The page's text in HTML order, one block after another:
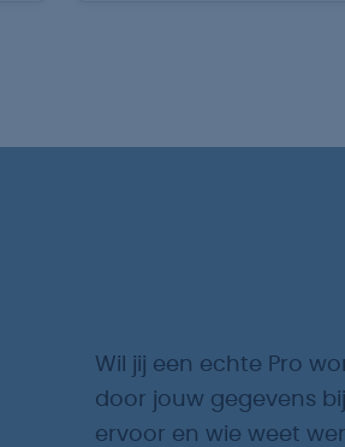
Wil jij een echte Pro
door jouw gegevens
ervoor en wie weet